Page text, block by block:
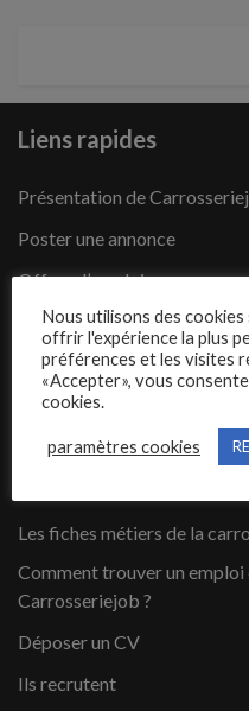
Liens rapides
Présentation de
Poster une annonce
Offres d’emploi
Questions fréquentes
Blog
Contact
Les fiches métiers de la
Comment trouver un emploi
Carrosseriejob ?
Déposer un CV
Ils recrutent
Nous utilisons des
offrir l'expérience la plus
préférences et les visites
«Accepter», vous
cookies.
paramètres cookies